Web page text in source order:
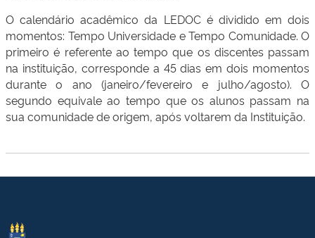
O calendário acadêmico da LEDOC é dividido em dois
momentos: Tempo Universidade e Tempo Comunidade. O
primeiro é referente ao tempo que os discentes passam
na instituição, corresponde a 45 dias em dois momentos
durante o ano (janeiro/fevereiro e julho/agosto). O
segundo equivale ao tempo que os alunos passam na
sua comunidade de origem, após voltarem da Instituição.